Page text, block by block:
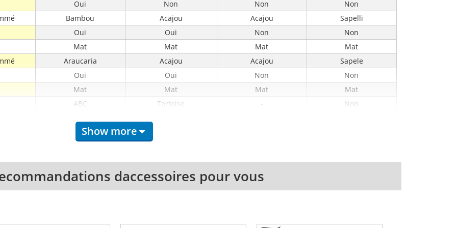
Oui Non Non
Non
Bambou Acajou Acajou
Sapelli
Oui Oui Non
Non
Mat Mat Mat
Mat
Araucaria Acajou Acajou
Sapele
Oui Oui Non
Non
Mat Mat Mat
Mat
ABC Tortoise -
Non
Bamboo
18 17 12
15
37 35 35
440 350 346
350
Show more
daccessoires pour vous